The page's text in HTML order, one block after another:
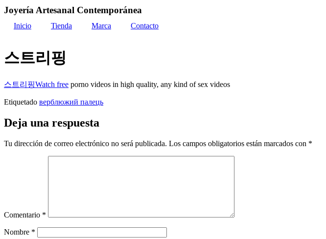
Joyería Artesanal Contemporánea
Inicio Tienda Marca Contacto
스트리핑
스트리핑Watch free porno videos in high quality, any kind of sex videos
Etiquetado верблюжий палець
Deja una respuesta
Tu dirección de correo electrónico no será publicada. Los campos obligatorios están marcados con *
Comentario *
Nombre *